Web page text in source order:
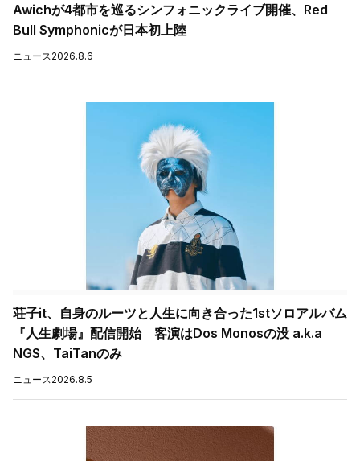
Awichが4都市を巡るシンフォニックライブ開催、Red
Bull Symphonicが日本初上陸
ニュース 2026.8.6
荘子it、自身のルーツと人生に向き合った1stソロアルバム
『人生劇場』配信開始 客演はDos Monosの没 a.k.a
NGS、TaiTanのみ
ニュース 2026.8.5